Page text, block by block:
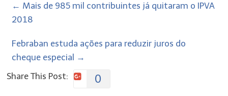
← Mais de 985 mil contribuintes já quitaram o IPVA
2018
Febraban estuda ações para reduzir juros do
cheque especial →
Share This Post:
0